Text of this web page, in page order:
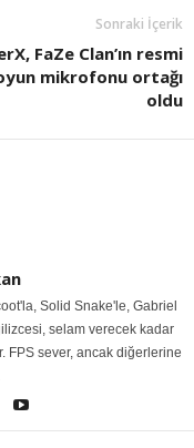
Sonraki İçerik
FaZe Clan’ın resmi
mikrofonu ortağı
oldu
Solid Snake'le, Gabriel
selam verecek kadar
FPS sever, ancak diğerlerine